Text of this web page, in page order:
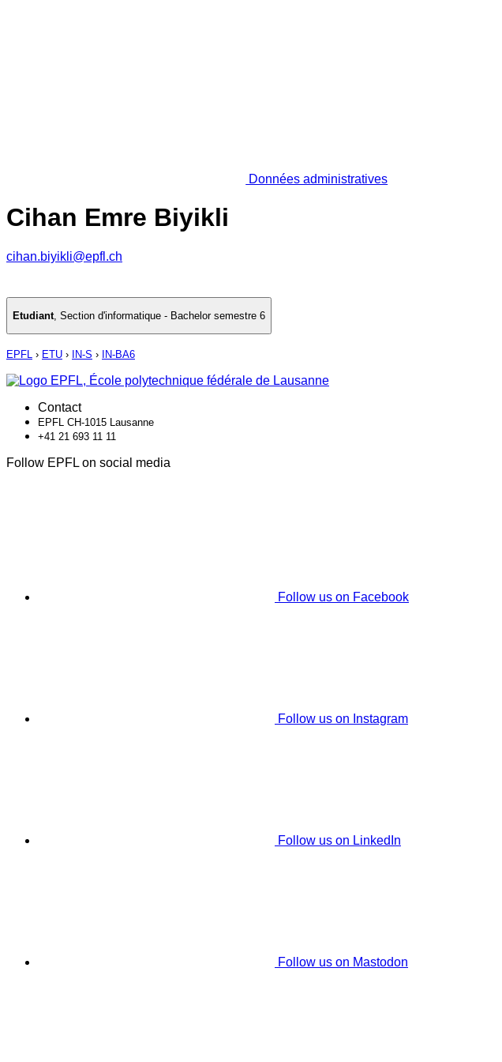
Données administratives
Cihan Emre Biyikli
cihan.biyikli@epfl.ch
Etudiant, Section d'informatique - Bachelor semestre 6
EPFL › ETU › IN-S › IN-BA6
Contact
EPFL CH-1015 Lausanne
+41 21 693 11 11
Follow EPFL on social media
Follow us on Facebook
Follow us on Instagram
Follow us on LinkedIn
Follow us on Mastodon